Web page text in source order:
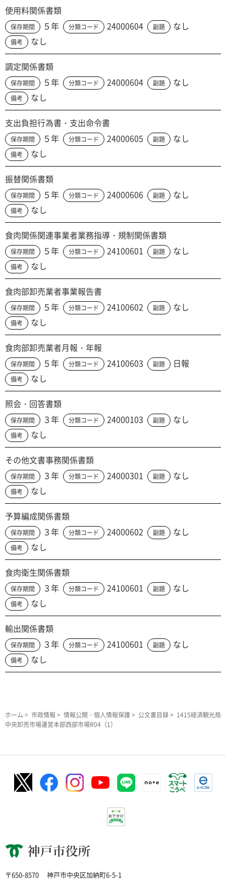
使用料関係書類
保存期間 ５年 分類コード 24000604 副題 なし
備考 なし
調定関係書類
保存期間 ５年 分類コード 24000604 副題 なし
備考 なし
支出負担行為書・支出命令書
保存期間 ５年 分類コード 24000605 副題 なし
備考 なし
振替関係書類
保存期間 ５年 分類コード 24000606 副題 なし
備考 なし
食肉関係関連事業者業務指導・規制関係書類
保存期間 ５年 分類コード 24100601 副題 なし
備考 なし
食肉部卸売業者事業報告書
保存期間 ５年 分類コード 24100602 副題 なし
備考 なし
食肉部卸売業者月報・年報
保存期間 ５年 分類コード 24100603 副題 日報
備考 なし
照会・回答書類
保存期間 ３年 分類コード 24000103 副題 なし
備考 なし
その他文書事務関係書類
保存期間 ３年 分類コード 24000301 副題 なし
備考 なし
予算編成関係書類
保存期間 ３年 分類コード 24000602 副題 なし
備考 なし
食肉衛生関係書類
保存期間 ３年 分類コード 24100601 副題 なし
備考 なし
輸出関係書類
保存期間 ３年 分類コード 24100601 副題 なし
備考 なし
ホーム > 市政情報 > 情報公開・個人情報保護> 公文書目録> 1415経済観光局
中央卸売市場運営本部西部市場R04（1）
神戸市役所
〒650-8570 神戸市中央区加納町6-5-1